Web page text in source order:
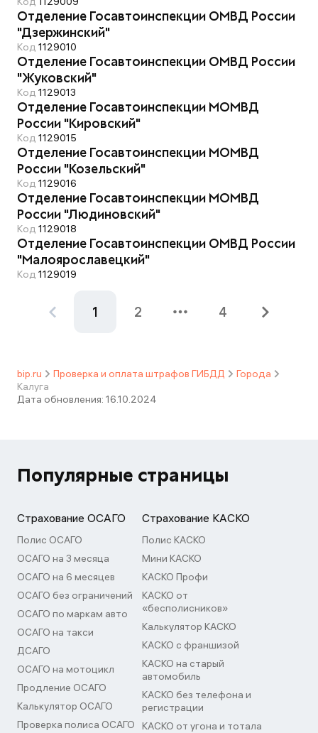
Отделение Госавтоинспекции ОМВД России
"Дзержинский"
Код 1129010
Отделение Госавтоинспекции ОМВД России
"Жуковский"
Код 1129013
Отделение Госавтоинспекции МОМВД
России "Кировский"
Код 1129015
Отделение Госавтоинспекции МОМВД
России "Козельский"
Код 1129016
Отделение Госавтоинспекции МОМВД
России "Людиновский"
Код 1129018
Отделение Госавтоинспекции ОМВД России
"Малоярославецкий"
Код 1129019
1 2 4
bip.ru Проверка и оплата штрафов ГИБДД
Города
Калуга
Дата обновления: 16.10.2024
Популярные страницы
Страхование ОСАГО
Полис ОСАГО
ОСАГО на 3 месяца
ОСАГО на 6 месяцев
ОСАГО без ограничений
ОСАГО по маркам авто
ОСАГО на такси
ДСАГО
ОСАГО на мотоцикл
Продление ОСАГО
Калькулятор ОСАГО
Проверка полиса ОСАГО
Страхование КАСКО
Полис КАСКО
Мини КАСКО
КАСКО Профи
КАСКО от
«бесполисников»
Калькулятор КАСКО
КАСКО с франшизой
КАСКО на старый
автомобиль
КАСКО без телефона и
регистрации
КАСКО от угона и тотала